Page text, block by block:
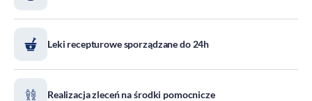
Leki recepturowe sporządzane do 24h
Realizacja zleceń na środki pomocnicze